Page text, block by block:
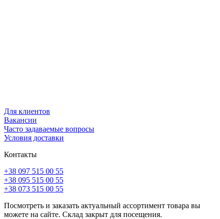
Для клиентов
Вакансии
Часто задаваемые вопросы
Условия доставки
Контакты
+38 097 515 00 55
+38 095 515 00 55
+38 073 515 00 55
Посмотреть и заказать актуальный ассортимент товара вы
можете на сайте. Склад закрыт для посещения.